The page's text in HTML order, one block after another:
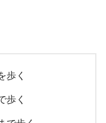
歩く
歩く